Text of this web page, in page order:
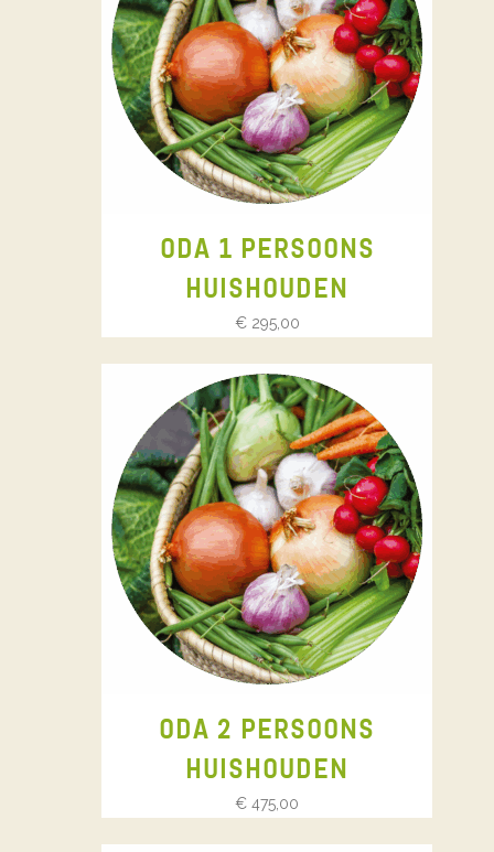
ODA 1 PERSOONS
HUISHOUDEN
€295,00
ODA 2 PERSOONS
HUISHOUDEN
€ 475,00